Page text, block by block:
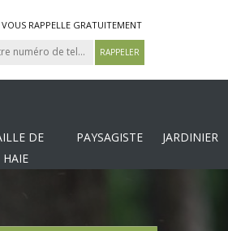
RAPPELLE GRATUITEMENT
DE
HAIE
PAYSAGISTE JARDINIER